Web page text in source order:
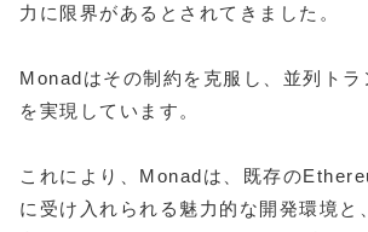
力に限界があるとされてきました。
Monadはその制約を克服し、並列トラ
を実現しています。
これにより、Monadは、既存の
に受け入れられる魅力的な開発環境と